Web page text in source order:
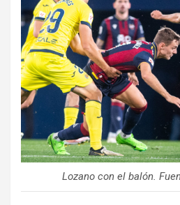
Lozano con el balón.